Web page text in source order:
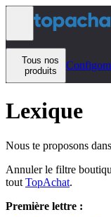
Aller au contenu
Tous nos
produits
Lexique
Nous te proposons
Annuler le filtre
tout TopAchat.
Première lettre :